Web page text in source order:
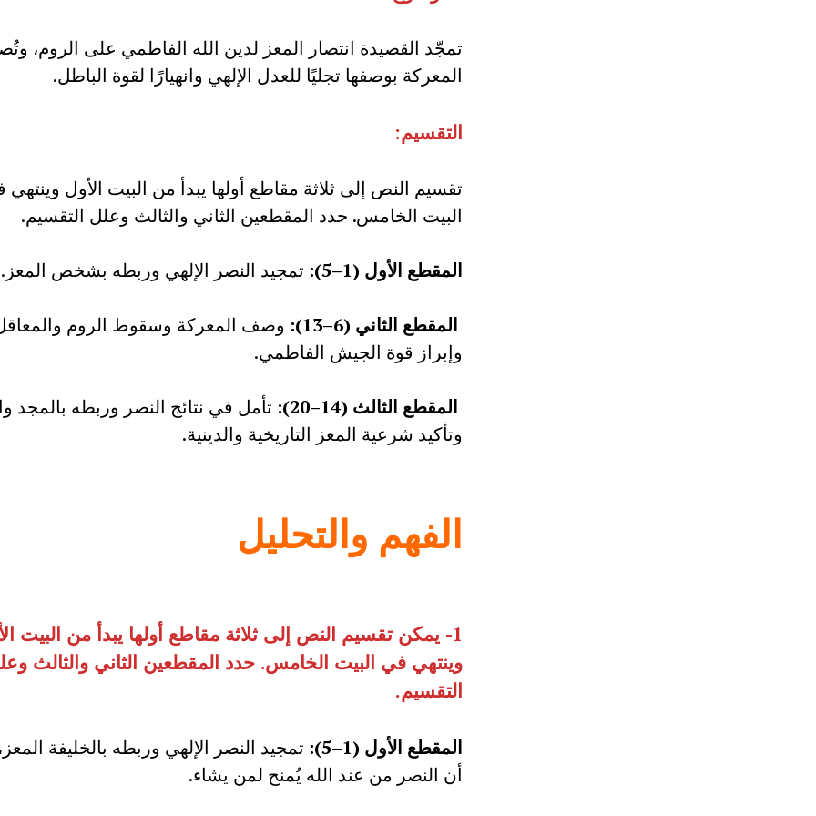
تمجّد القصيدة انتصار المعز لدين الله الفاطمي على الروم،
المعركة بوصفها تجليًا للعدل الإلهي وانهيارًا لقوة الباطل.
التقسيم:
تقسيم النص إلى ثلاثة مقاطع أولها يبدأ من البيت الأول
البيت الخامس. حدد المقطعين الثاني والثالث وعلل التقسيم.
المقطع الأول (1–5 ): تمجيد النصر الإلهي وربطه بشخص المعز.
المقطع الثاني (6–13 ): وصف المعركة وسقوط الروم
وإبراز قوة الجيش الفاطمي.
المقطع الثالث (14–20 ): تأمل في نتائج النصر وربطه بالمجد
وتأكيد شرعية المعز التاريخية والدينية.
الفهم والتحليل
1- يمكن تقسيم النص إلى ثلاثة مقاطع أولها يبدأ من البيت
وينتهي في البيت الخامس. حدد المقطعين الثاني والثالث
التقسيم.
المقطع الأول (1–5):
تمجيد النصر الإلهي وربطه بالخليفة
أن النصر من عند الله يُمنح لمن يشاء.